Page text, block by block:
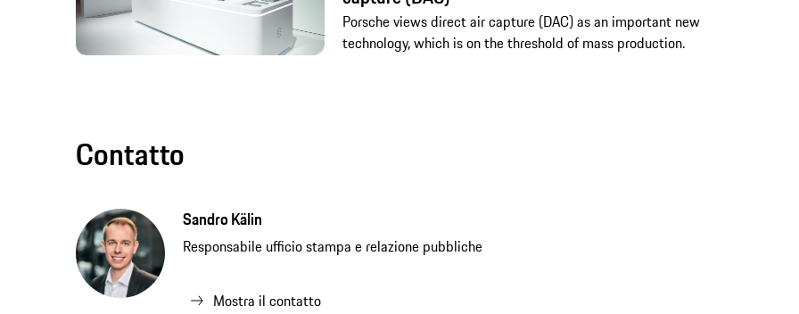
Porsche views direct air capture (DAC) as an important new
technology, which is on the threshold of mass production.
Contatto
Sandro Kälin
Responsabile ufficio stampa e relazione pubbliche
Mostra il contatto